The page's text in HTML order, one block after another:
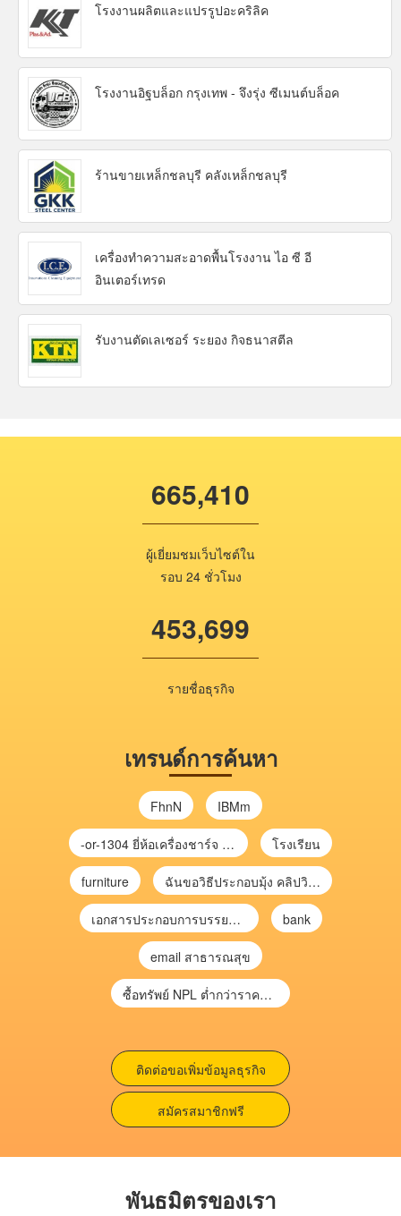
โรงงานผลิตและแปรรูปอะคริลิค
โรงงานอิฐบล็อก กรุงเทพ - จึงรุ่ง ซีเมนต์บล็อค
ร้านขายเหล็กชลบุรี คลังเหล็กชลบุรี
เครื่องทำความสะอาดพื้นโรงงาน ไอ ซี อี
อินเตอร์เทรด
รับงานตัดเลเซอร์ ระยอง กิจธนาสตีล
665,410
ผู้เยี่ยมชมเว็บไซต์ใน
รอบ 24 ชั่วโมง
453,699
รายชื่อธุรกิจ
เทรนด์การค้นหา
FhnN IBMm
-or-1304 ยี่ห้อเครื่องชาร์จ chargecore โรงเรียน
furniture ฉันขอวิธีประกอบมุ้ง คลิปวิดีโอ การประกอบมุ้ง
เอกสารประกอบการบรรยาย การประเมินความเสี่ยงเพื่อวางแผนการตรวจสอบ \ bank
email สาธารณสุข
ซื้อทรัพย์ NPL ต่ำกว่าราคาตลาด 30-70% แบบไม่ต้องไปประมูล”
ติดต่อขอเพิ่มข้อมูลธุรกิจ
สมัครสมาชิกฟรี
พันธมิตรของเรา